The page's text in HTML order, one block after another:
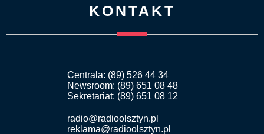
KONTAKT
Centrala: (89) 526 44 34
Newsroom: (89) 651 08 48
Sekretariat: (89) 651 08 12
radio@radioolsztyn.pl
reklama@radioolsztyn.pl